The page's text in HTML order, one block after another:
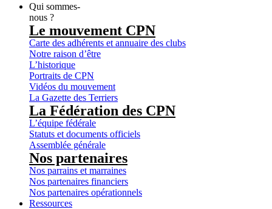
Qui sommes-
nous ?
Le mouvement CPN
Carte des adhérents et annuaire des clubs
Notre raison d’être
L’historique
Portraits de CPN
Vidéos du mouvement
La Gazette des Terriers
La Fédération des CPN
L’équipe fédérale
Statuts et documents officiels
Assemblée générale
Nos partenaires
Nos parrains et marraines
Nos partenaires financiers
Nos partenaires opérationnels
Ressources